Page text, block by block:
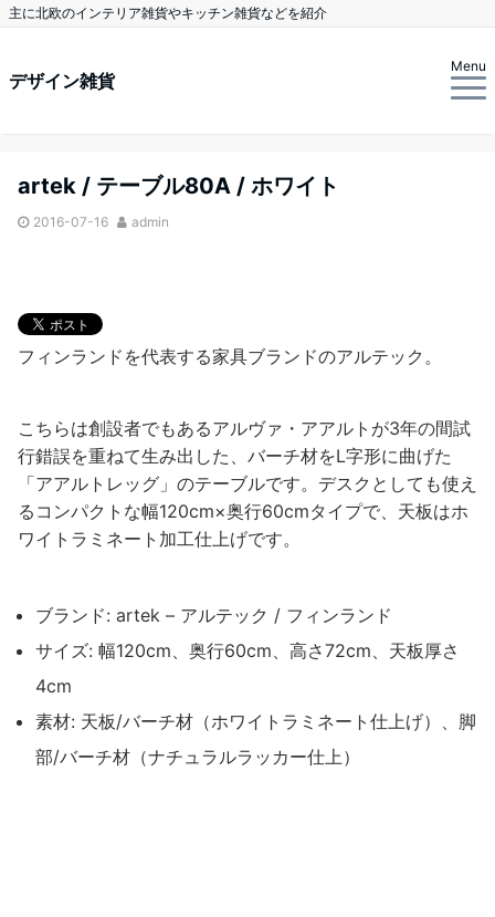
主に北欧のインテリア雑貨やキッチン雑貨などを紹介
デザイン雑貨
Menu
artek / テーブル80A / ホワイト
2016-07-16 admin
フィンランドを代表する家具ブランドのアルテック。
こちらは創設者でもあるアルヴァ・アアルトが3年の間試
行錯誤を重ねて生み出した、バーチ材をL字形に曲げた
「アアルトレッグ」のテーブルです。デスクとしても使え
るコンパクトな幅120cm×奥行60cmタイプで、天板はホ
ワイトラミネート加工仕上げです。
ブランド: artek – アルテック / フィンランド
サイズ: 幅120cm、奥行60cm、高さ72cm、天板厚さ
4cm
素材: 天板/バーチ材（ホワイトラミネート仕上げ）、脚
部/バーチ材（ナチュラルラッカー仕上）